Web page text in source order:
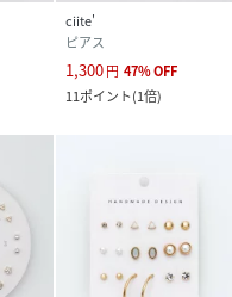
ciite'
ピアス
1,300円 47%OFF
11ポイント(1倍)